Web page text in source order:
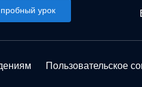
урок
Пользовательское